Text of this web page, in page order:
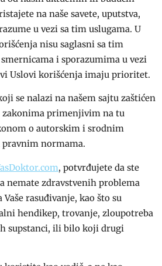
na naše savete, uputstva,
u vezi sa tim uslugama. U
nisu saglasni sa tim
i sporazumima u vezi
Uslovi korišćenja imaju prioritet.
se nalazi na našem sajtu zaštićen
primenjivim na tu
o autorskim i srodnim
normama.
, potvrđujete da ste
nemate zdravstvenih problema
rasuđivanje, kao što su
hendikep, trovanje, zloupotreba
supstanci, ili bilo koji drugi